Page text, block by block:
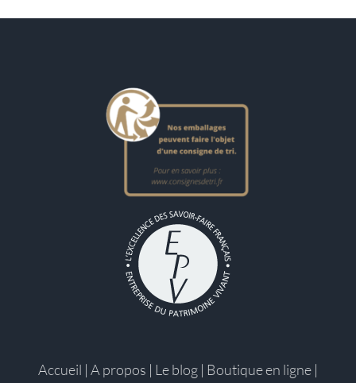
Accueil | A propos | Le blog | Boutique en ligne |